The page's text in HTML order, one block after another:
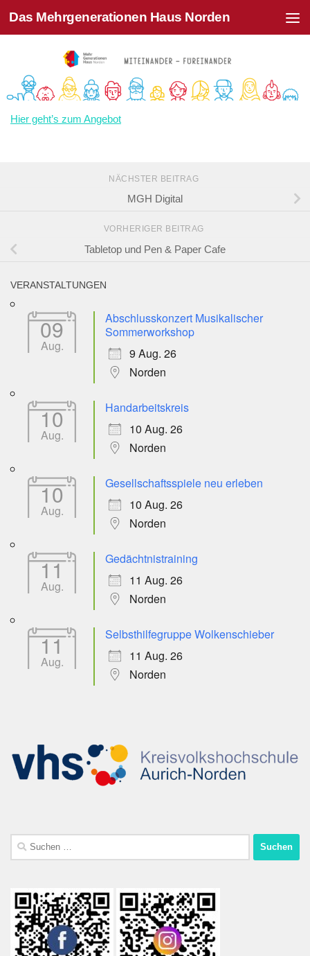
Zum Inhalt springen
Das Mehrgenerationen Haus Norden
Hier geht’s zum Angebot
NÄCHSTER BEITRAG
MGH Digital
VORHERIGER BEITRAG
Tabletop und Pen & Paper Cafe
VERANSTALTUNGEN
09
Aug.
Abschlusskonzert Musikalischer
Sommerworkshop
9 Aug. 26
Norden
10
Aug.
Handarbeitskreis
10 Aug. 26
Norden
10
Aug.
Gesellschaftsspiele neu erleben
10 Aug. 26
Norden
11
Aug.
Gedächtnistraining
11 Aug. 26
Norden
11
Aug.
Selbsthilfegruppe Wolkenschieber
11 Aug. 26
Norden